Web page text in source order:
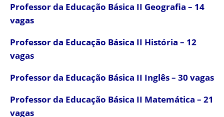
Professor da Educação Básica II Geografia – 14
vagas
Professor da Educação Básica II História – 12
vagas
Professor da Educação Básica II Inglês – 30 vagas
Professor da Educação Básica II Matemática – 21
vagas